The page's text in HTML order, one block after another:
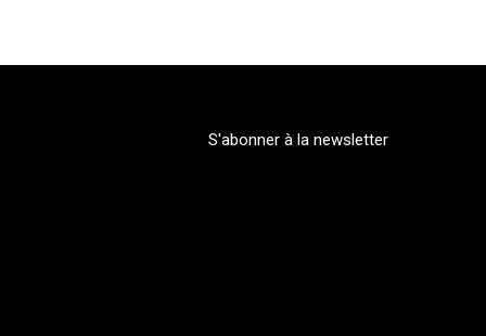
S'abonner à la newsletter